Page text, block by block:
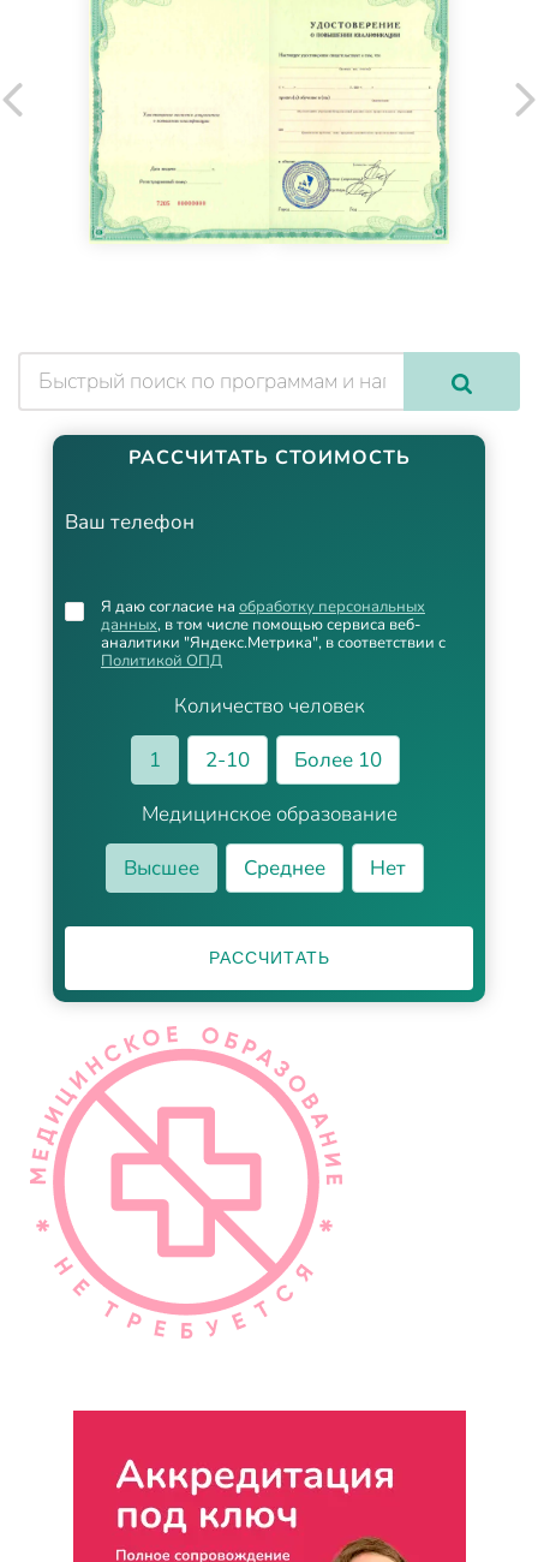
РАССЧИТАТЬ СТОИМОСТЬ
Ваш телефон
Количество человек
1
2-10
Более 10
Медицинское образование
Высшее
Среднее Нет
Я даю согласие на обработку персональных
данных, в том числе помощью сервиса веб-
аналитики "Яндекс.Метрика", в соответствии с
Политикой ОПД
РАССЧИТАТЬ